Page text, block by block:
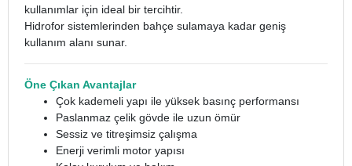
kullanımlar için ideal bir tercihtir.
Hidrofor sistemlerinden bahçe sulamaya kadar geniş
kullanım alanı sunar.
Öne Çıkan Avantajlar
Çok kademeli yapı ile yüksek basınç performansı
Paslanmaz çelik gövde ile uzun ömür
Sessiz ve titreşimsiz çalışma
Enerji verimli motor yapısı